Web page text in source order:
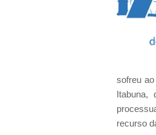
sofreu
Itabuna,
recurso